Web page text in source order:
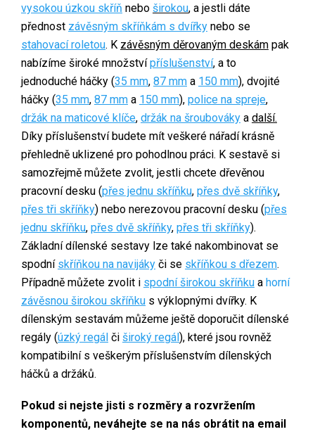
vysokou úzkou skříň nebo širokou, a jestli dáte
přednost závěsným skříňkám s dvířky nebo se
stahovací roletou. K závěsným děrovaným deskám pak
nabízíme široké množstvípříslušenství, a to
jednoduché háčky (35 mm, 87 mm a 150 mm), dvojité
háčky (35 mm, 87 mm a 150 mm), police na spreje,
držák na maticové klíče, držák na šroubováky a další.
Díky příslušenství budete mít veškeré nářadí krásně
přehledně uklizené pro pohodlnou práci. K sestavě si
samozřejmě můžete zvolit, jestli chcete dřevěnou
pracovní desku (přes jednu skříňku, přes dvě skříňky,
přes tři skříňky) nebo nerezovou pracovní desku (přes
jednu skříňku, přes dvě skříňky, přes tři skříňky).
Základní dílenské sestavy lze také nakombinovat se
spodní skříňkou na navijáky či se skříňkou s dřezem.
Případně můžete zvolit i spodní širokou skříňku a horní
závěsnou širokou skříňku s výklopnými dvířky. K
dílenským sestavám můžeme ještě doporučit dílenské
regály (úzký regál či široký regál), které jsou rovněž
kompatibilní s veškerým příslušenstvím dílenských
háčků a držáků.
Pokud si nejste jisti s rozměry a rozvržením
komponentů, neváhejte se na nás obrátit na email